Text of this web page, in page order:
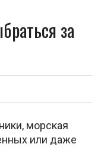
за
морская
или даже